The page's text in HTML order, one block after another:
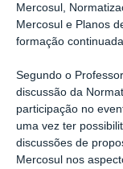
Mercosul,
Mercosul e Planos
formação
Segundo o
discussão da
participação no
uma vez ter
discussões de
Mercosul nos